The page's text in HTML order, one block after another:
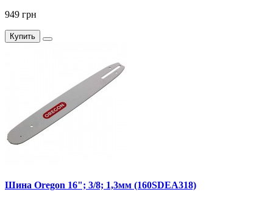
949 грн
Купить
Шина Oregon 16"; 3/8; 1,3мм (160SDEA318)